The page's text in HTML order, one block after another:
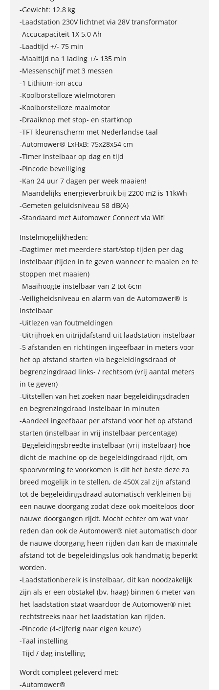
-Gewicht: 12.8 kg
-Laadstation 230V lichtnet via 28V transformator
-Accucapaciteit 1X 5,0 Ah
-Laadtijd +/- 75 min
-Maaitijd na 1 lading +/- 135 min
-Messenschijf met 3 messen
-1 Lithium-ion accu
-Koolborstelloze wielmotoren
-Koolborstelloze maaimotor
-Draaiknop met stop- en startknop
-TFT kleurenscherm met Nederlandse taal
-Automower® LxHxB: 75x28x54 cm
-Timer instelbaar op dag en tijd
-Pincode beveiliging
-Kan 24 uur 7 dagen per week maaien!
-Maandelijks energieverbruik bij 2200 m2 is 11kWh
-Gemeten geluidsniveau 58 dB(A)
-Standaard met Automower Connect via Wifi
Instelmogelijkheden:
-Dagtimer met meerdere start/stop tijden per dag
instelbaar (tijden in te geven wanneer te maaien en te
stoppen met maaien)
-Maaihoogte instelbaar van 2 tot 6cm
-Veiligheidsniveau en alarm van de Automower® is
instelbaar
-Uitlezen van foutmeldingen
-Uitrijhoek en uitrijdafstand uit laadstation instelbaar
-5 afstanden en richtingen ingeefbaar in meters voor
het op afstand starten via begeleidingsdraad of
begrenzingdraad links- / rechtsom (vrij aantal meters
in te geven)
-Uitstellen van het zoeken naar begeleidingsdraden
en begrenzingdraad instelbaar in minuten
-Aandeel ingeefbaar per afstand voor het op afstand
starten (instelbaar in vrij instelbaar percentage)
-Begeleidingsbreedte instelbaar (vrij instelbaar) hoe
dicht de machine op de begeleidingdraad rijdt, om
spoorvorming te voorkomen is dit het beste deze zo
breed mogelijk in te stellen, de 450X zal zijn afstand
tot de begeleidingsdraad automatisch verkleinen bij
een nauwe doorgang zodat deze ook moeiteloos door
nauwe doorgangen rijdt. Mocht echter om wat voor
reden dan ook de Automower® niet automatisch door
de nauwe doorgang heen rijden dan kan de maximale
afstand tot de begeleidingslus ook handmatig beperkt
worden.
-Laadstationbereik is instelbaar, dit kan noodzakelijk
zijn als er een obstakel (bv. haag) binnen 6 meter van
het laadstation staat waardoor de Automower® niet
rechtstreeks naar het laadstation kan rijden.
-Pincode (4-cijferig naar eigen keuze)
-Taal instelling
-Tijd / dag instelling
Wordt compleet geleverd met:
-Automower®